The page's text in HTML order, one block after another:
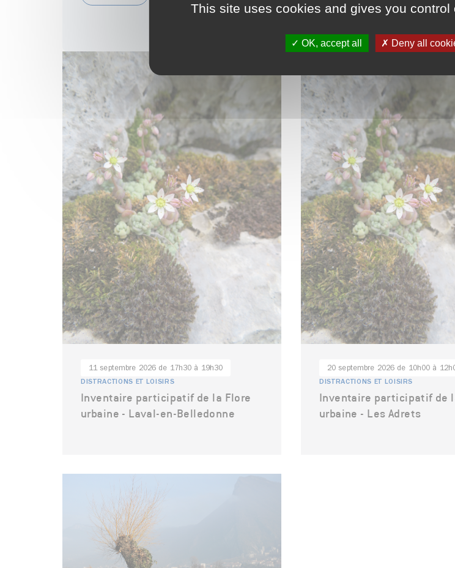
This site uses cookies and gives you
OK, accept all Deny all
Inventaire participatif de la Flore
urbaine - Laval-en-Belledonne
DISTRACTIONS ET LOISIRS
11 septembre 2026 de 17h30 à 19h30
Inventaire participatif de
urbaine - Les Adrets
DISTRACTIONS ET LOISIRS
20 septembre 2026 de 10h00 à